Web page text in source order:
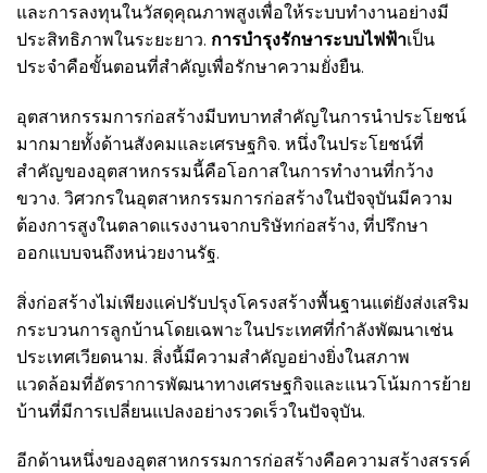
และการลงทุนในวัสดุคุณภาพสูงเพื่อให้ระบบทำงานอย่างมี
ประสิทธิภาพในระยะยาว. การบำรุงรักษาระบบไฟฟ้าเป็น
ประจำคือขั้นตอนที่สำคัญเพื่อรักษาความยั่งยืน.
อุตสาหกรรมการก่อสร้างมีบทบาทสำคัญในการนำประโยชน์
มากมายทั้งด้านสังคมและเศรษฐกิจ. หนึ่งในประโยชน์ที่
สำคัญของอุตสาหกรรมนี้คือโอกาสในการทำงานที่กว้าง
ขวาง. วิศวกรในอุตสาหกรรมการก่อสร้างในปัจจุบันมีความ
ต้องการสูงในตลาดแรงงานจากบริษัทก่อสร้าง, ที่ปรึกษา
ออกแบบจนถึงหน่วยงานรัฐ.
สิ่งก่อสร้างไม่เพียงแค่ปรับปรุงโครงสร้างพื้นฐานแต่ยังส่งเสริม
กระบวนการลูกบ้านโดยเฉพาะในประเทศที่กำลังพัฒนาเช่น
ประเทศเวียดนาม. สิ่งนี้มีความสำคัญอย่างยิ่งในสภาพ
แวดล้อมที่อัตราการพัฒนาทางเศรษฐกิจและแนวโน้มการย้าย
บ้านที่มีการเปลี่ยนแปลงอย่างรวดเร็วในปัจจุบัน.
อีกด้านหนึ่งของอุตสาหกรรมการก่อสร้างคือความสร้างสรรค์